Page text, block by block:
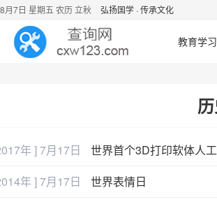
月7日 星期五 农历 立秋 弘扬国学 · 传承文化
教育学习
年 ] 7月17日
世界首个3D打印软体人
年 ] 7月17日
世界表情日